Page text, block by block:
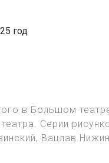
год
в Большом
Серии
Вацлав